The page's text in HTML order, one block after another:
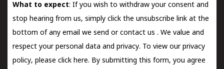
What to expect: If you wish to withdraw your consent and
stop hearing from us, simply click the unsubscribe link at the
bottom of any email we send orcontact us . We value and
respect your personal data and privacy. To view our privacy
policy, please click here. By submitting this form, you agree